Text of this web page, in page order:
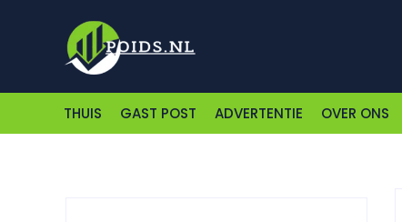
THUIS GAST POST ADVERTENTIE OVER ONS